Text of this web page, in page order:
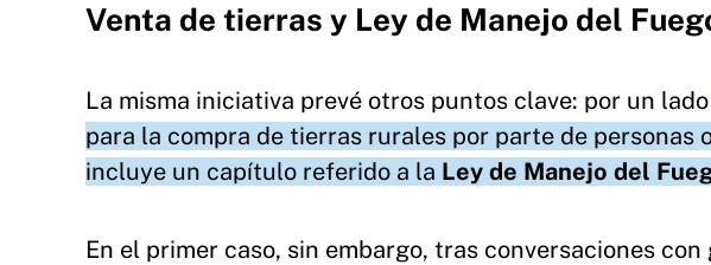
Venta de tierras y Ley de Manejo del
La misma iniciativa prevé otros puntos clave: por un lado
para la compra de tierras rurales por parte de personas
incluye un capítulo referido a la Ley de Manejo del
En el primer caso, sin embargo, tras conversaciones